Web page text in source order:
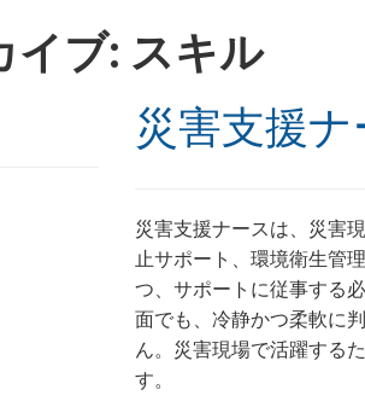
イブ: スキル
災害支援
災害支援ナースは、災害
止サポート、環境衛生管
つ、サポートに従事する
面でも、冷静かつ柔軟に
ん。災害現場で活躍する
す。